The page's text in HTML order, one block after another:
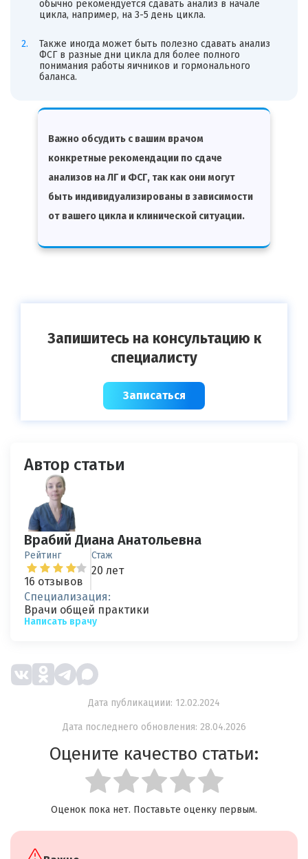
обычно рекомендуется сдавать анализ в начале
цикла, например, на 3-5 день цикла.
Также иногда может быть полезно сдавать анализ
ФСГ в разные дни цикла для более полного
понимания работы яичников и гормонального
баланса.
Важно обсудить с вашим врачом
конкретные рекомендации по сдаче
анализов на ЛГ и ФСГ, так как они могут
быть индивидуализированы в зависимости
от вашего цикла и клинической ситуации.
Запишитесь на консультацию к
специалисту
Записаться
Автор статьи
Врабий Диана Анатольевна
Рейтинг
16 отзывов
Стаж
20 лет
Специализация:
Врачи общей практики
Написать врачу
Дата публикациии: 12.02.2024
Дата последнего обновления: 28.04.2026
Оцените качество статьи:
Оценок пока нет. Поставьте оценку первым.